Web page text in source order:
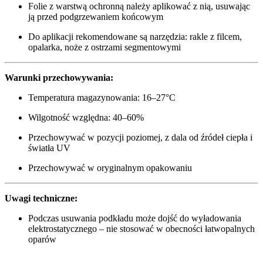
Folie z warstwą ochronną należy aplikować z nią, usuwając
ją przed podgrzewaniem końcowym
Do aplikacji rekomendowane są narzędzia: rakle z filcem,
opalarka, noże z ostrzami segmentowymi
Warunki przechowywania:
Temperatura magazynowania: 16–27°C
Wilgotność względna: 40–60%
Przechowywać w pozycji poziomej, z dala od źródeł ciepła i
światła UV
Przechowywać w oryginalnym opakowaniu
Uwagi techniczne:
Podczas usuwania podkładu może dojść do wyładowania
elektrostatycznego – nie stosować w obecności łatwopalnych
oparów